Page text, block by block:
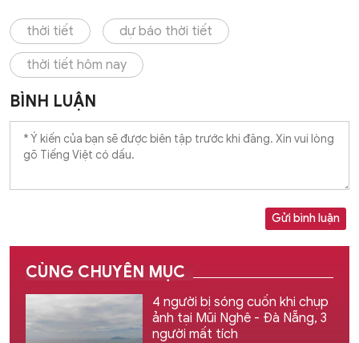
thời tiết dự báo thời tiết
thời tiết hôm nay
BÌNH LUẬN
Gửi bình luận
CÙNG CHUYÊN MỤC
4 người bị sóng cuốn khi chụp
ảnh tại Mũi Nghê - Đà Nẵng, 3
người mất tích